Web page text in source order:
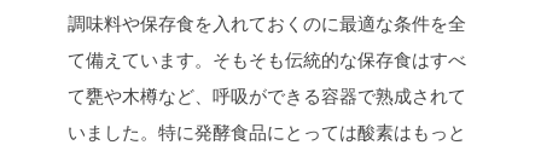
調味料や保存食を入れておくのに最適な条件を全
て備えています。そもそも伝統的な保存食はすべ
て甕や木樽など、呼吸ができる容器で熟成されて
いました。特に発酵食品にとっては酸素はもっと